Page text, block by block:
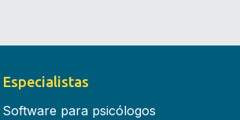
Especialistas
Software para psicólogos